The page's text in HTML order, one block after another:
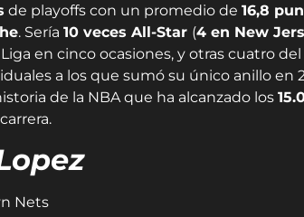
de playoffs con un promedio de 16,8
. Sería 10 veces All-Star (4 en New
en cinco ocasiones, y otras cuatro
a los que sumó su único anillo en
de la NBA que ha alcanzado los